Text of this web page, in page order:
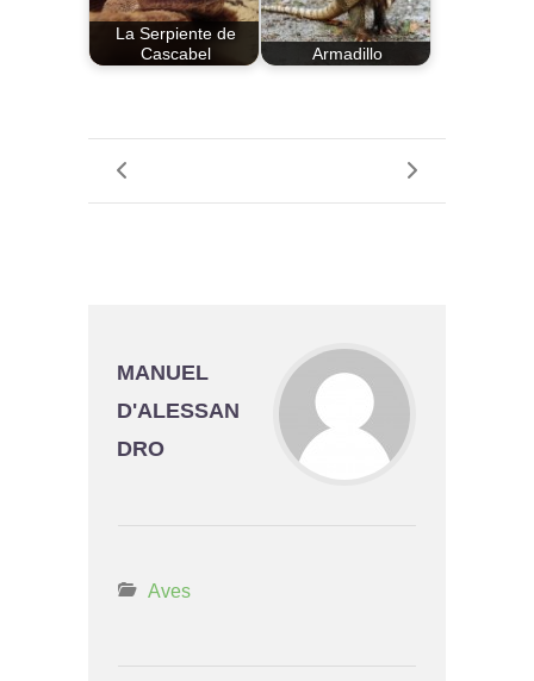
La Serpiente de
Cascabel
Armadillo
MANUEL
D'ALESSAN
DRO
Aves